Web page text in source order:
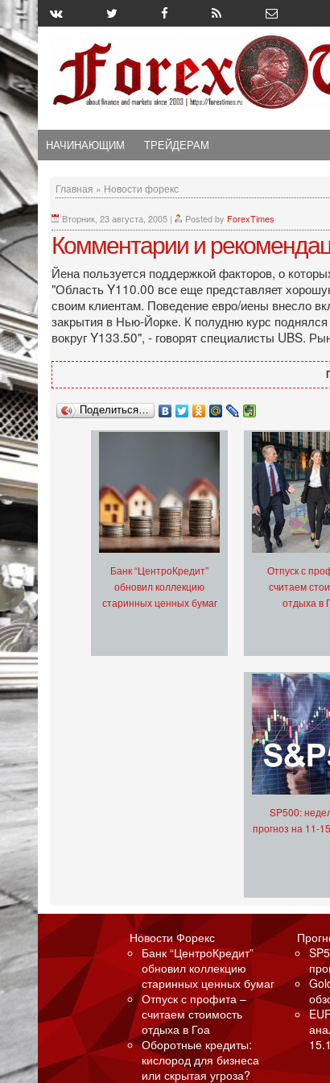
НАЧИНАЮЩИМ ТРЕЙДЕРАМ
Главная » Новости форекс
Вторник, 23 августа, 2005 | Posted by ForexTimes
Комментарии и
Йена пользуется поддержкой факторов, о
"Область Y110.00 все еще представляет
своим клиентам. Поведение евро/иены внесло
закрытия в Нью-Йорке. К полудню курс
вокруг Y133.50", - говорят специалисты UBS.
Поделиться…
Банк “ЦентроКредит”
обновил коллекцию
старинных ценных бумаг
Отпуск с
считаем
отдыха в
SP500:
прогноз на 11-
Новости Форекс
Банк “ЦентроКредит”
обновил коллекцию
старинных ценных бумаг
Отпуск с профита –
считаем стоимость
отдыха в Гоа
Оборотные кредиты:
кислород для бизнеса
или скрытая угроза?